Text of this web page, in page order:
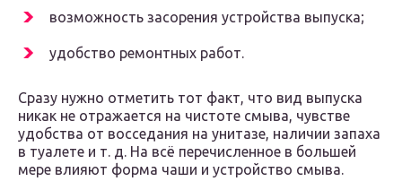
возможность засорения устройства выпуска;
удобство ремонтных работ.
Сразу нужно отметить тот факт, что вид выпуска
никак не отражается на чистоте смыва, чувстве
удобства от восседания на унитазе, наличии запаха
в туалете и т. д. На всё перечисленное в большей
мере влияют форма чаши и устройство смыва.